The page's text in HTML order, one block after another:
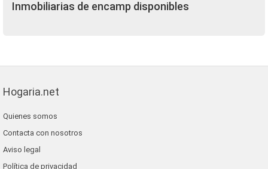
Inmobiliarias de encamp disponibles
Hogaria.net
Quienes somos
Contacta con nosotros
Aviso legal
Política de privacidad